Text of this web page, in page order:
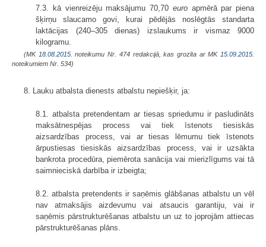
7.3. kā vienreizēju maksājumu 70,70 euroapmērā par piena
šķirņu slaucamo govi, kurai pēdējās noslēgtās standarta
laktācijas (240–305 dienas) izslaukums ir vismaz 9000
kilogramu.
(MK 18.08.2015. noteikumu Nr. 474 redakcijā, kas grozīta ar MK 15.09.2015.
noteikumiem Nr. 534)
8. Lauku atbalsta dienests atbalstu nepiešķir, ja:
8.1. atbalsta pretendentam ar tiesas spriedumu ir pasludināts
maksātnespējas process vai tiek īstenots tiesiskās
aizsardzības process, vai ar tiesas lēmumu tiek īstenots
ārpustiesas tiesiskās aizsardzības process, vai ir uzsākta
bankrota procedūra, piemērota sanācija vai mierizlīgums vai tā
saimnieciskā darbība ir izbeigta;
8.2. atbalsta pretendents ir saņēmis glābšanas atbalstu un vēl
nav atmaksājis aizdevumu vai atsaucis garantiju, vai ir
saņēmis pārstrukturēšanas atbalstu un uz to joprojām attiecas
pārstrukturēšanas plāns.